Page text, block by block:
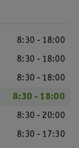
8:30 - 18:00
8:30 - 18:00
8:30 - 18:00
8:30 - 18:00
8:30 - 20:00
8:30 - 17:30